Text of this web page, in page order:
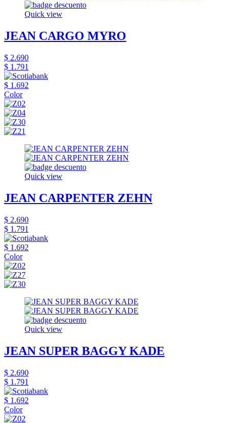
Quick view
JEAN CARGO MYRO
$ 2.690
$ 1.791
$ 1.692
Color
Quick view
JEAN CARPENTER ZEHN
$ 2.690
$ 1.791
$ 1.692
Color
Quick view
JEAN SUPER BAGGY KADE
$ 2.690
$ 1.791
$ 1.692
Color